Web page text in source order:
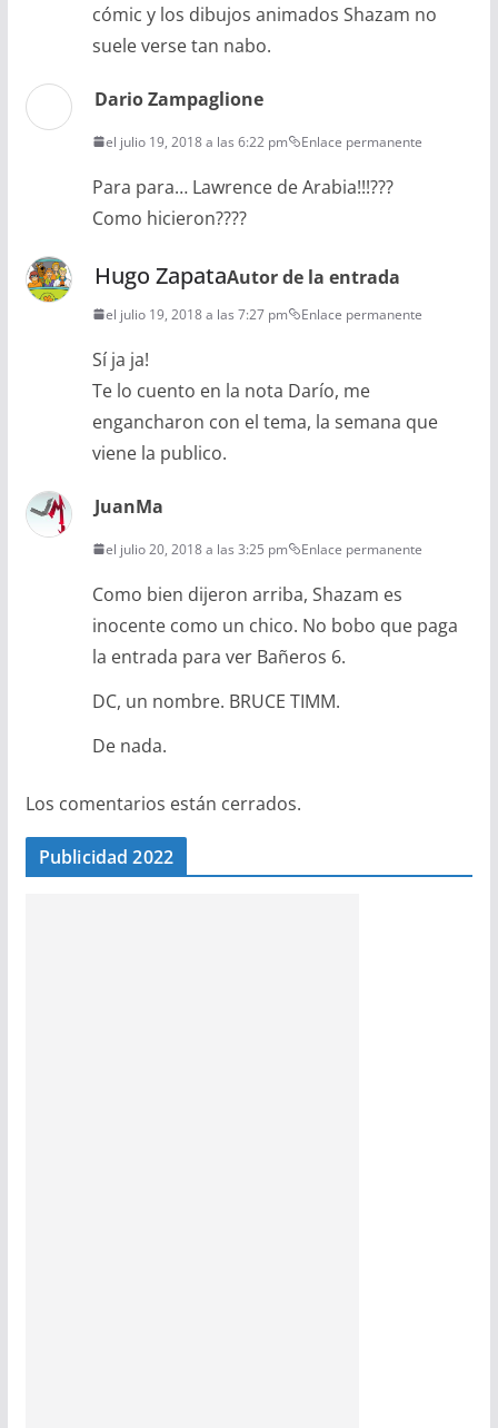
cómic y los dibujos animados Shazam no
suele verse tan nabo.
Dario Zampaglione
el julio 19, 2018 a las 6:22 pm Enlace permanente
Para para… Lawrence de Arabia!!!???
Como hicieron????
Hugo ZapataAutor de la entrada
el julio 19, 2018 a las 7:27 pm Enlace permanente
Sí ja ja!
Te lo cuento en la nota Darío, me
engancharon con el tema, la semana que
viene la publico.
JuanMa
el julio 20, 2018 a las 3:25 pm Enlace permanente
Como bien dijeron arriba, Shazam es
inocente como un chico. No bobo que paga
la entrada para ver Bañeros 6.
DC, un nombre. BRUCE TIMM.
De nada.
Los comentarios están cerrados.
Publicidad 2022